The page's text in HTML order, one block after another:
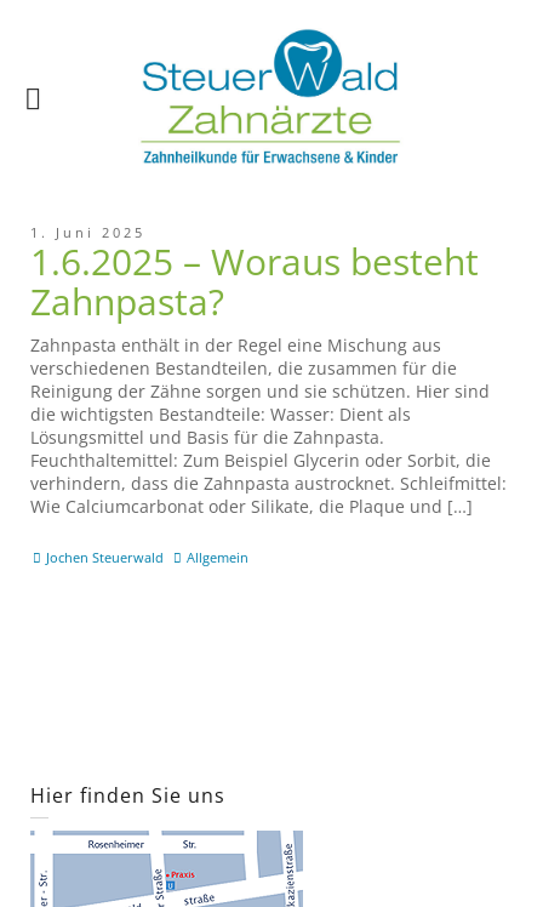
1. Juni 2025
1.6.2025 – Woraus besteht
Zahnpasta?
Zahnpasta enthält in der Regel eine Mischung aus
verschiedenen Bestandteilen, die zusammen für die
Reinigung der Zähne sorgen und sie schützen. Hier sind
die wichtigsten Bestandteile: Wasser: Dient als
Lösungsmittel und Basis für die Zahnpasta.
Feuchthaltemittel: Zum Beispiel Glycerin oder Sorbit, die
verhindern, dass die Zahnpasta austrocknet. Schleifmittel:
Wie Calciumcarbonat oder Silikate, die Plaque und […]
Jochen Steuerwald Allgemein
Hier finden Sie uns